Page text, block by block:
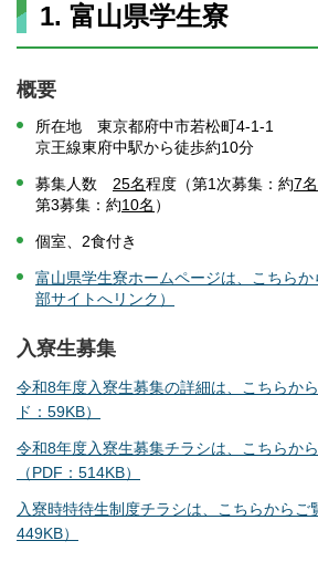
1. 富山県学生寮
概要
所在地 東京都府中市若松町4-1-1
京王線東府中駅から徒歩約10分
募集人数 25名程度（第1次募集：約7名
第3募集：約10名 ）
個室、2食付き
富山県学生寮ホームページは、こちら
部サイトへリンク）
入寮生募集
令和8年度入寮生募集の詳細は、こちらか
ド：59KB）
令和8年度入寮生募集チラシは、こちらから
（PDF：514KB）
入寮時特待生制度チラシは、こちらからご
449KB）